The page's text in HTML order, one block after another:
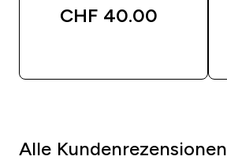
CHF 40.00‎
Alle Kundenrezensionen